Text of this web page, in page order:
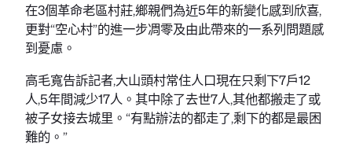
在3個革命老區村莊,鄉親們為近5年的新變化感到欣喜,
更對“空心村”的進一步凋零及由此帶來的一系列問題感
到憂慮。
高毛寬告訴記者,大山頭村常住人口現在只剩下7戶12
人,5年間減少17人。其中除了去世7人,其他都搬走了或
被子女接去城里。“有點辦法的都走了,剩下的都是最困
難的。”